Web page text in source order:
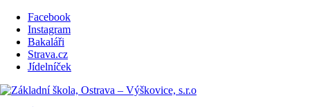
Facebook
Instagram
Bakaláři
Strava.cz
Jídelníček